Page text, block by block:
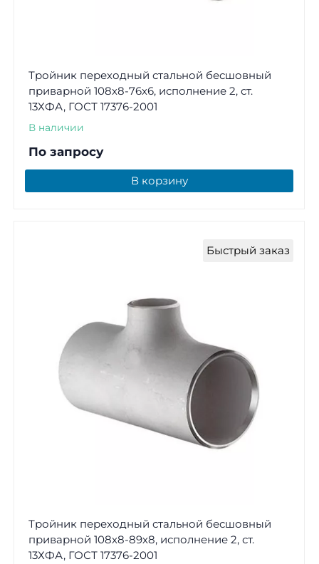
Тройник переходный стальной бесшовный
приварной 108х8-76х6, исполнение 2, ст.
13ХФА, ГОСТ 17376-2001
В наличии
По запросу
В корзину
Быстрый заказ
Тройник переходный стальной бесшовный
приварной 108х8-89х8, исполнение 2, ст.
13ХФА, ГОСТ 17376-2001